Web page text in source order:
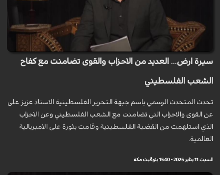
سيرة ارض... العديد من الاحزاب والقوى تضامنت مع كفاح
الشعب الفلسطيني
تحدث المتحدث الرسمي باسم جبهة التحرير الفلسطينية الاستاذ عزيز على
عن القوى والاحزاب التي تضامنت مع الشعب الفلسطيني وعن الاحزاب
الذي استلهمت من القضية الفلسطينية وقامت بثورة على الامبريالية
العالمية.
السبت 11 يناير 2025 - 15:40 بتوقيت مكة